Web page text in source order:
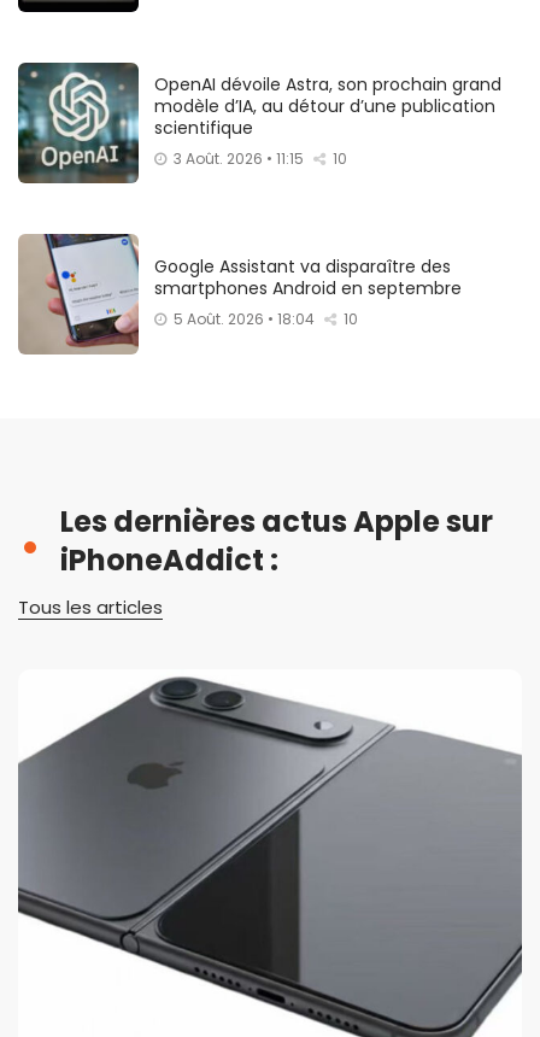
OpenAI dévoile Astra, son prochain grand
modèle d’IA, au détour d’une publication
scientifique
3 Août. 2026 • 11:15 10
Google Assistant va disparaître des
smartphones Android en septembre
5 Août. 2026 • 18:04 10
Les dernières actus Apple sur
iPhoneAddict :
Tous les articles